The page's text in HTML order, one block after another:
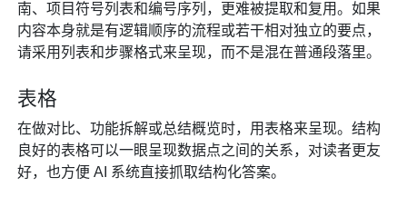
南、项目符号列表和编号序列，更难被提取和复用。如果
内容本身就是有逻辑顺序的流程或若干相对独立的要点，
请采用列表和步骤格式来呈现，而不是混在普通段落里。
表格
在做对比、功能拆解或总结概览时，用表格来呈现。结构
良好的表格可以一眼呈现数据点之间的关系，对读者更友
好，也方便 AI 系统直接抓取结构化答案。